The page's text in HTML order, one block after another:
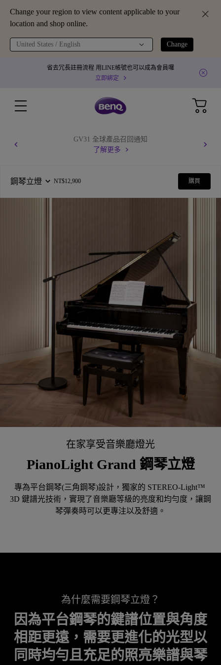
Change your region to view content applicable to your
location and shop online.
United States / English Change
省去冗長註冊流程 用LINE帳號也可以成為會員囉
立即綁定
GV31 全球產品召回通知
了解更多
鋼琴立燈 NT$12,900 購買
在家享受音樂廳燈光
PianoLight Grand 鋼琴立燈
專為平台鋼琴(三角鋼琴)設計，獨家的 STEREO-Light™
3D 鍵譜光技術，實現了音樂廳等級的亮度和均勻度，讓鋼
琴彈奏時可以更專注以及舒適。
為什麼需要鋼琴立燈？
因為平台鋼琴的鍵譜位置與角度
相距更遠，需要更進化的光型以
同時均勻且充足的照亮樂譜與琴